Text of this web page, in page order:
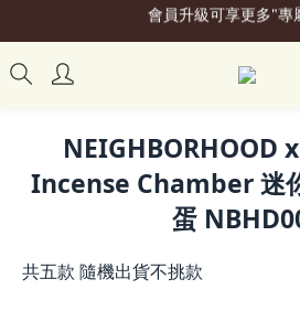
加入會員立即贈50元
加入會員立即贈50元
NEIGHBORHOOD
Incense Chamber 迷
蛋
共五款 隨機出貨不挑款